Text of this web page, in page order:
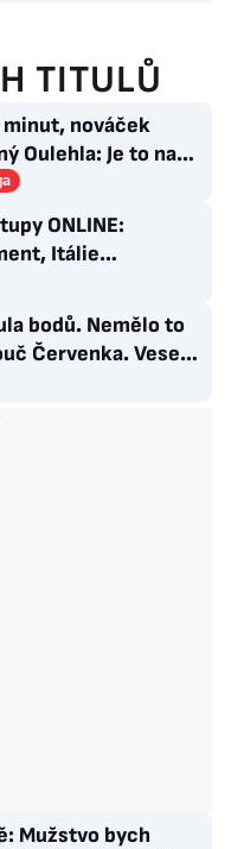
TITULŮ
minut, nováček
Oulehla: Je to na
ONLINE:
Itálie
šermířku
bodů. Nemělo to
Červenka. Veselý
Mužstvo bych